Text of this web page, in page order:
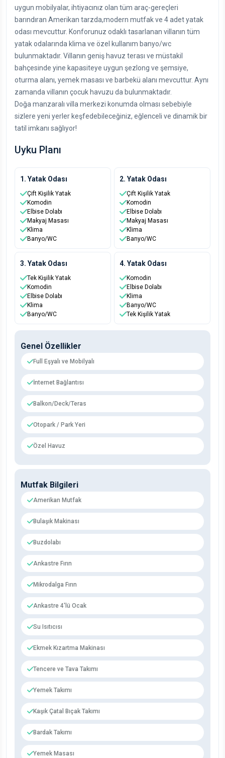
uygun mobilyalar, ihtiyacınız olan tüm araç-gereçleri
barındıran Amerikan tarzda,modern mutfak ve 4 adet yatak
odası mevcuttur. Konforunuz odaklı tasarlanan villanın tüm
yatak odalarında klima ve özel kullanım banyo/wc
bulunmaktadır. Villanın geniş havuz terası ve müstakil
bahçesinde yine kapasiteye uygun şezlong ve şemsiye,
oturma alanı, yemek masası ve barbekü alanı mevcuttur. Aynı
zamanda villanın çocuk havuzu da bulunmaktadır.
Doğa manzaralı villa merkezi konumda olması sebebiyle
sizlere yeni yerler keşfedebileceğiniz, eğlenceli ve dinamik bir
tatil imkanı sağlıyor!
Uyku Planı
1. Yatak Odası
Çift Kişilik Yatak
Komodin
Elbise Dolabı
Makyaj Masası
Klima
Banyo/WC
2. Yatak Odası
Çift Kişilik Yatak
Komodin
Elbise Dolabı
Makyaj Masası
Klima
Banyo/WC
3. Yatak Odası
Tek Kişilik Yatak
Komodin
Elbise Dolabı
Klima
Banyo/WC
4. Yatak Odası
Komodin
Elbise Dolabı
Klima
Banyo/WC
Tek Kişilik Yatak
Genel Özellikler
Full Eşyalı ve Mobilyalı
İnternet Bağlantısı
Balkon/Deck/Teras
Otopark / Park Yeri
Özel Havuz
Mutfak Bilgileri
Amerikan Mutfak
Bulaşık Makinası
Buzdolabı
Ankastre Fırın
Mikrodalga Fırın
Ankastre 4'lü Ocak
Su Isıtıcısı
Ekmek Kızartma Makinası
Tencere ve Tava Takımı
Yemek Takımı
Kaşık Çatal Bıçak Takımı
Bardak Takımı
Yemek Masası